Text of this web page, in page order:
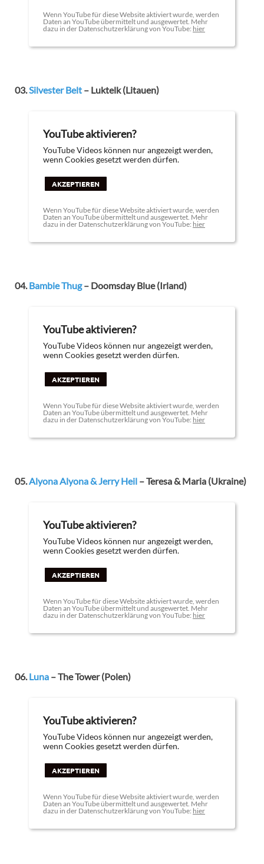
Wenn YouTube für diese Website aktiviert wurde, werden
Daten an YouTube übermittelt und ausgewertet. Mehr
dazu in der Datenschutzerklärung von YouTube: hier
03.Silvester Belt – Luktelk (Litauen)
YouTube aktivieren?
YouTube Videos können nur angezeigt werden,
wenn Cookies gesetzt werden dürfen.
AKZEPTIEREN
Wenn YouTube für diese Website aktiviert wurde, werden
Daten an YouTube übermittelt und ausgewertet. Mehr
dazu in der Datenschutzerklärung von YouTube: hier
04.Bambie Thug– Doomsday Blue (Irland)
YouTube aktivieren?
YouTube Videos können nur angezeigt werden,
wenn Cookies gesetzt werden dürfen.
AKZEPTIEREN
Wenn YouTube für diese Website aktiviert wurde, werden
Daten an YouTube übermittelt und ausgewertet. Mehr
dazu in der Datenschutzerklärung von YouTube: hier
05.Alyona Alyona & Jerry Heil – Teresa & Maria (Ukraine)
YouTube aktivieren?
YouTube Videos können nur angezeigt werden,
wenn Cookies gesetzt werden dürfen.
AKZEPTIEREN
Wenn YouTube für diese Website aktiviert wurde, werden
Daten an YouTube übermittelt und ausgewertet. Mehr
dazu in der Datenschutzerklärung von YouTube: hier
06.Luna – The Tower (Polen)
YouTube aktivieren?
YouTube Videos können nur angezeigt werden,
wenn Cookies gesetzt werden dürfen.
AKZEPTIEREN
Wenn YouTube für diese Website aktiviert wurde, werden
Daten an YouTube übermittelt und ausgewertet. Mehr
dazu in der Datenschutzerklärung von YouTube: hier